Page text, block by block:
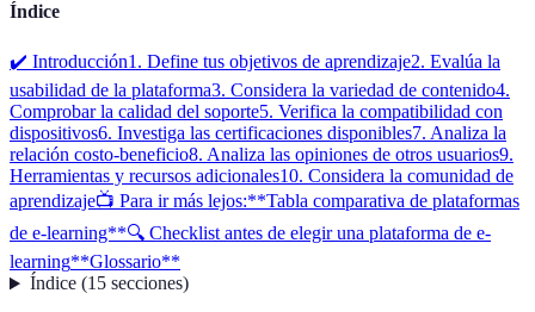
Índice
✔️ Introducción1. Define tus objetivos de aprendizaje2. Evalúa la
usabilidad de la plataforma3. Considera la variedad de contenido4.
Comprobar la calidad del soporte5. Verifica la compatibilidad con
dispositivos6. Investiga las certificaciones disponibles7. Analiza la
relación costo-beneficio8. Analiza las opiniones de otros usuarios9.
Herramientas y recursos adicionales10. Considera la comunidad de
aprendizaje📺 Para ir más lejos:**Tabla comparativa de plataformas
de e-learning**🔍 Checklist antes de elegir una plataforma de e-
learning**Glossario**
Índice(15 secciones)